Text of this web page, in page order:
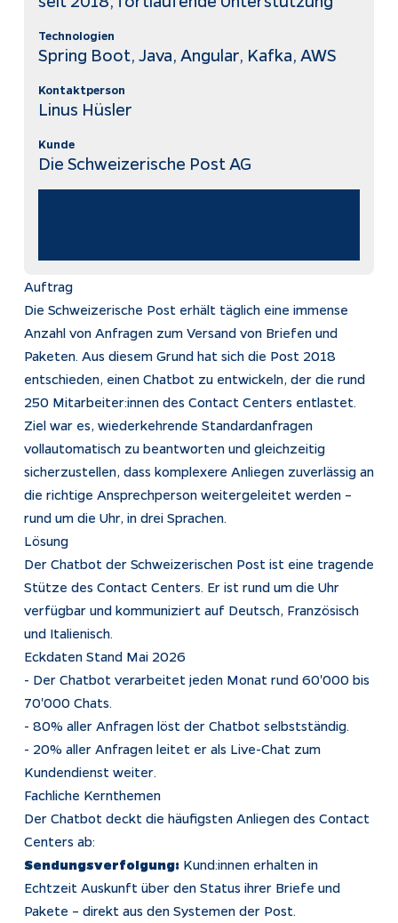
Auftrag
Die Schweizerische Post erhält täglich eine immense
Anzahl von Anfragen zum Versand von Briefen und
Paketen. Aus diesem Grund hat sich die Post 2018
entschieden, einen Chatbot zu entwickeln, der die rund
250 Mitarbeiter:innen des Contact Centers entlastet.
Ziel war es, wiederkehrende Standardanfragen
vollautomatisch zu beantworten und gleichzeitig
sicherzustellen, dass komplexere Anliegen zuverlässig an
die richtige Ansprechperson weitergeleitet werden –
rund um die Uhr, in drei Sprachen.
Lösung
Der Chatbot der Schweizerischen Post ist eine tragende
Stütze des Contact Centers. Er ist rund um die Uhr
verfügbar und kommuniziert auf Deutsch, Französisch
und Italienisch.
Eckdaten Stand Mai 2026
- Der Chatbot verarbeitet jeden Monat rund 60'000 bis
70'000 Chats.
- 80% aller Anfragen löst der Chatbot selbstständig.
- 20% aller Anfragen leitet er als Live-Chat zum
Kundendienst weiter.
Fachliche Kernthemen
Der Chatbot deckt die häufigsten Anliegen des Contact
Centers ab:
Sendungsverfolgung:Kund:innen erhalten in
Echtzeit Auskunft über den Status ihrer Briefe und
Pakete – direkt aus den Systemen der Post.
Technologien
Spring Boot, Java, Angular, Kafka, AWS
Kontaktperson
Linus Hüsler
Kunde
Die Schweizerische Post AG
Impressum
Datenschutz
Tracking